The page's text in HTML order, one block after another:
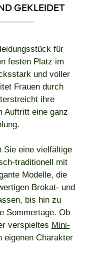
GEKLEIDET
für
festen Platz im
und voller
Frauen durch
ihre
Auftritt eine ganz
Sie eine vielfältige
traditionell mit
Modelle, die
Brokat- und
bis hin zu
Sommertage. Ob
verspieltes Mini-
eigenen Charakter